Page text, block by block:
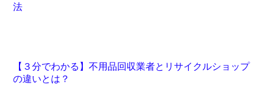
法
【３分でわかる】不用品回収業者とリサイクルショップ
の違いとは？